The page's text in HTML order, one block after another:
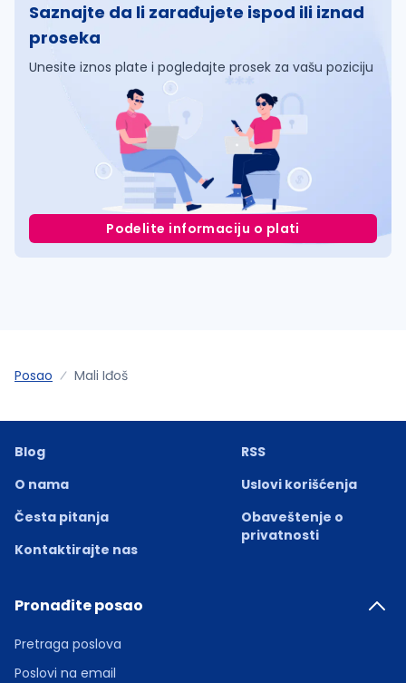
Saznajte da li zarađujete ispod ili iznad
proseka
Unesite iznos plate i pogledajte prosek za vašu poziciju
Podelite informaciju o plati
Posao Mali Iđoš
Blog
O nama
Česta pitanja
Kontaktirajte nas
RSS
Uslovi korišćenja
Obaveštenje o
privatnosti
Pronađite posao
Pretraga poslova
Poslovi na email